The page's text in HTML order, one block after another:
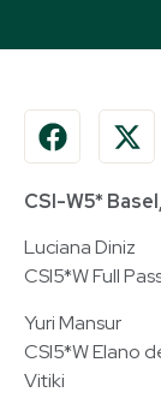
CSI-W5*
Luciana Diniz
CSI5*W Full
Yuri Mansur
CSI5*W Elano
Vitiki